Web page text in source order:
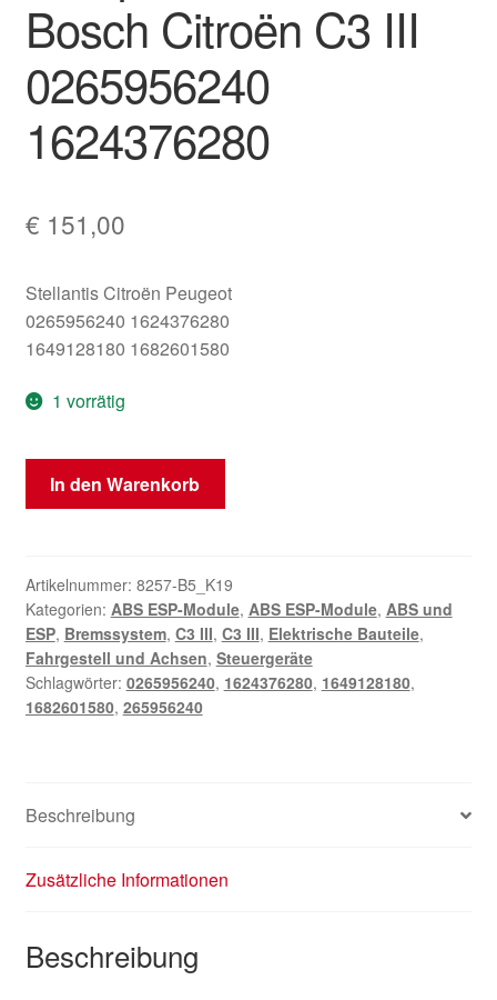
Bosch Citroën C3 III
0265956240
1624376280
€ 151,00
Stellantis Citroën Peugeot
0265956240 1624376280
1649128180 1682601580
1 vorrätig
Pumpe
ABS/ESP
C3
III
0265956240
1624376280
Menge
In den Warenkorb
Artikelnummer: 8257-B5_K19
Kategorien: ABS ESP-Module, ABS ESP-Module, ABS und
ESP, Bremssystem, C3 III, C3 III, Elektrische Bauteile,
Fahrgestell und Achsen, Steuergeräte
Schlagwörter: 0265956240, 1624376280, 1649128180,
1682601580, 265956240
Beschreibung
Zusätzliche Informationen
Beschreibung